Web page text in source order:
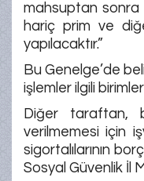
mahsuptan sonra
hariç prim ve
yapılacaktır.”
Bu Genelge’de
işlemler ilgili
Diğer taraftan,
verilmemesi için
sigortalılarının
Sosyal Güvenlik İl